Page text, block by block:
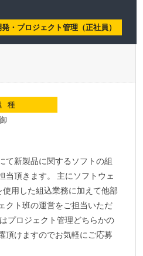
・プロジェクト管理（正社員）
種
て新製品に関するソフトの組
当頂きます。 主にソフトウェ
用した組込業務に加えて他部
クト班の運営をご担当いただ
プロジェクト管理どちらかの
頂けますのでお気軽にご応募